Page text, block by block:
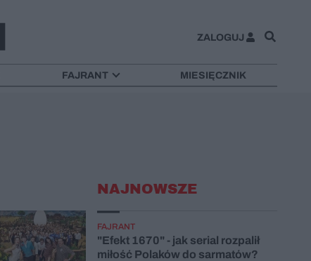
ZALOGUJ
FAJRANT MIESIĘCZNIK
NAJNOWSZE
FAJRANT
"Efekt 1670" - jak serial rozpalił
miłość Polaków do sarmatów?